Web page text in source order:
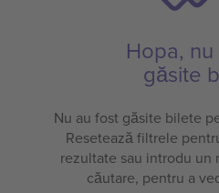
Hopa,
găsite
Nu au fost găsite bilete
Resetează filtrele
rezultate sau introdu un
căutare, pentru a